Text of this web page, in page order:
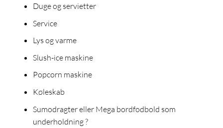
Duge og servietter
Service
Lys og varme
Slush-ice maskine
Popcorn maskine
Køleskab
Sumodragter eller Mega bordfodbold som
underholdning ?